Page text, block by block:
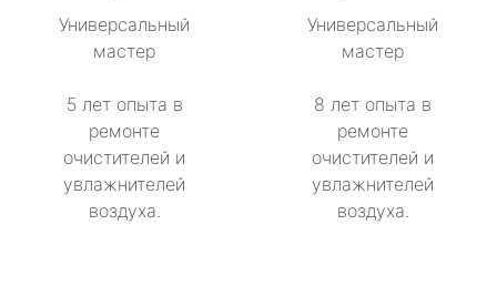
Универсальный
мастер
5 лет опыта в
ремонте
очистителей и
увлажнителей
воздуха.
Универсальный
мастер
8 лет опыта в
ремонте
очистителей и
увлажнителей
воздуха.